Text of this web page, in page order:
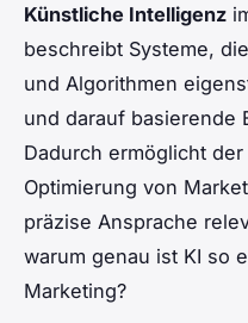
Künstliche Intelligenz
beschreibt Systeme,
und Algorithmen
und darauf basierende
Dadurch ermöglicht der
Optimierung von
präzise Ansprache
warum genau ist KI so
Marketing?